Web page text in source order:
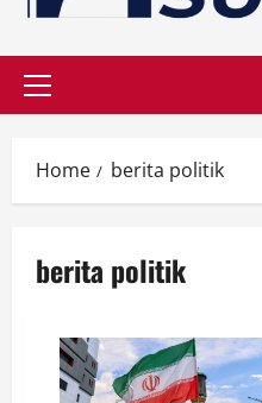
Primary
Home berita politik
berita politik